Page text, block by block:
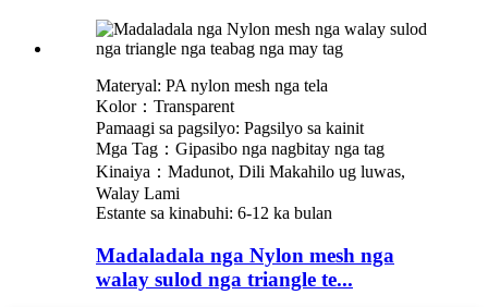
Materyal: PA nylon mesh nga tela
Kolor：Transparent
Pamaagi sa pagsilyo: Pagsilyo sa kainit
Mga Tag：Gipasibo nga nagbitay nga tag
Kinaiya：Madunot, Dili Makahilo ug luwas,
Walay Lami
Estante sa kinabuhi: 6-12 ka bulan
Madaladala nga Nylon mesh nga
walay sulod nga triangle te...